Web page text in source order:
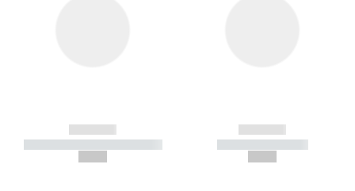
------------
----------- ----------- -----------
------------
----------- -----------